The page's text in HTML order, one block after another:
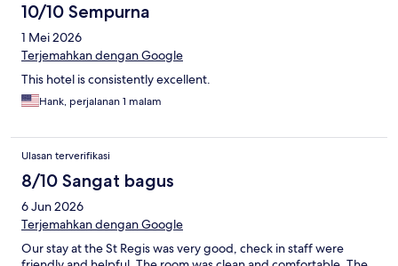
10/10 Sempurna
1 Mei 2026
Terjemahkan dengan Google
This hotel is consistently excellent.
Hank, perjalanan 1 malam
Ulasan terverifikasi
8/10 Sangat bagus
6 Jun 2026
Terjemahkan dengan Google
Our stay at the St Regis was very good, check in staff were